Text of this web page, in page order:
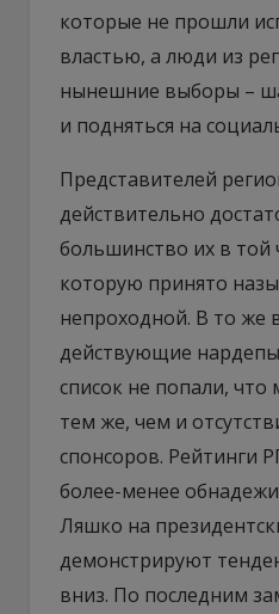
которые не прошли
властью, а люди из
нынешние выборы –
и подняться на
Представителей
действительно
большинство их в той
которую принято
непроходной. В то же
действующие
список не попали,
тем же, чем и
спонсоров. Рейтинги
более-менее
Ляшко на
демонстрируют
вниз. По последним